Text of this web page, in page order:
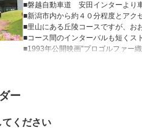
■磐越自動車道　安田インターより
■新潟市内から約４０分程度とアク
■里山にある丘陵コースですが、お
■コース間のインターバルも短くス
■1993年公開映画”プロゴルファー
ー
ください